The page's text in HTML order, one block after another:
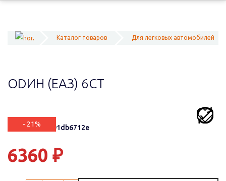
Каталог товаров Для легковых автомобилей
ОDИН (ЕАЗ) 6СТ
- 21%
Артикул: ede91db6712e
6360 ₽